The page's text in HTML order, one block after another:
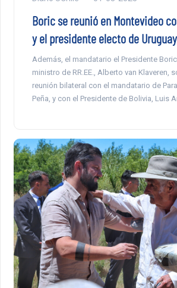
Boric se reunió en Montevideo
y el presidente electo de Uruguay
Además, el mandatario el Presidente
ministro de RR.EE., Alberto van Klaveren,
reunión bilateral con el mandatario de
Peña, y con el Presidente de Bolivia, Luis